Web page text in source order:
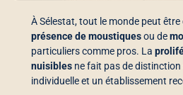
À Sélestat, tout le monde peut être
présence de moustiquesou de
particuliers comme pros. La
nuisibles ne fait pas de
individuelle et un établissement